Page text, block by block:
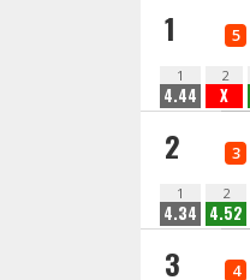
1 5
1
4.44
2
X
2 3
1
4.34
2
4.52
3 4